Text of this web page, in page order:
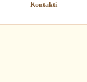
Kontakti